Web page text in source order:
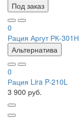
Под заказ
0
Рация Аргут РК-301Н
Альтернатива
0
Рация Lira P-210L
3 900 руб.